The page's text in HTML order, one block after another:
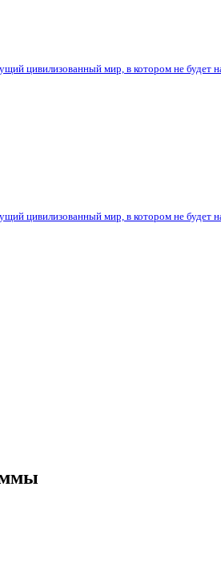
цивилизованный мир, в котором не будет
цивилизованный мир, в котором не будет